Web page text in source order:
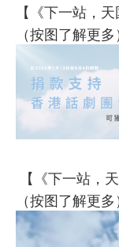
【《下一站，
（按图了解更多
【《下一站，
（按图了解更多